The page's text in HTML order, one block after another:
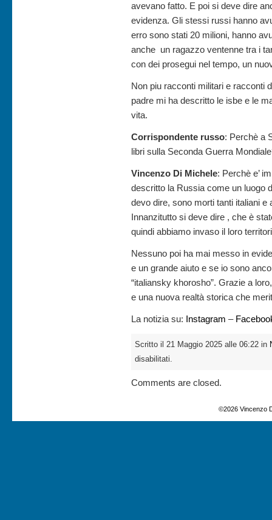
avevano fatto. E poi si deve dire
evidenza. Gli stessi russi hanno
erro sono stati 20 milioni, hanno
anche un ragazzo ventenne tra i
con dei prosegui nel tempo, un
Non piu racconti militari e racconti
padre mi ha descritto le isbe e le
vita.
Corrispondente russo: Perchè a
libri sulla Seconda Guerra
Vincenzo Di Michele: Perchè e’
descritto la Russia come un luogo
devo dire, sono morti tanti italiani
Innanzitutto si deve dire , che è
quindi abbiamo invaso il loro
Nessuno poi ha mai messo in
e un grande aiuto e se io sono
“italiansky khorosho”. Grazie a
e una nuova realtà storica che
La notizia su: Instagram –
Scritto il 21 Maggio 2025 alle 06:22 in
disabilitati.
Comments are closed.
©2026 Vincenzo